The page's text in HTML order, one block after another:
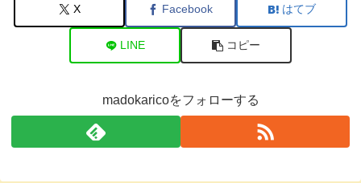
X Facebook はてブ
LINE コピー
madokaricoをフォローする